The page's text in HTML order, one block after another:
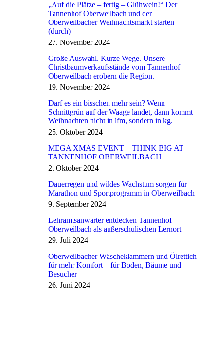
„Auf die Plätze – fertig – Glühwein!“ Der
Tannenhof Oberweilbach und der
Oberweilbacher Weihnachtsmarkt starten
(durch)
27. November 2024
Große Auswahl. Kurze Wege. Unsere
Christbaumverkaufsstände vom Tannenhof
Oberweilbach erobern die Region.
19. November 2024
Darf es ein bisschen mehr sein? Wenn
Schnittgrün auf der Waage landet, dann kommt
Weihnachten nicht in lfm, sondern in kg.
25. Oktober 2024
MEGA XMAS EVENT – THINK BIG AT
TANNENHOF OBERWEILBACH
2. Oktober 2024
Dauerregen und wildes Wachstum sorgen für
Marathon und Sportprogramm in Oberweilbach
9. September 2024
Lehramtsanwärter entdecken Tannenhof
Oberweilbach als außerschulischen Lernort
29. Juli 2024
Oberweilbacher Wäscheklammern und Ölrettich
für mehr Komfort – für Boden, Bäume und
Besucher
26. Juni 2024